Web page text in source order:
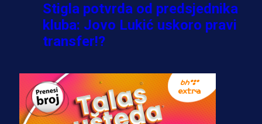
Stigla potvrda od predsjednika
kluba: Jovo Lukić uskoro pravi
transfer!?
A Selekcija
Zmajevi dobili veliko pojačanje:
Fudbaler Olympiacosa želi obući